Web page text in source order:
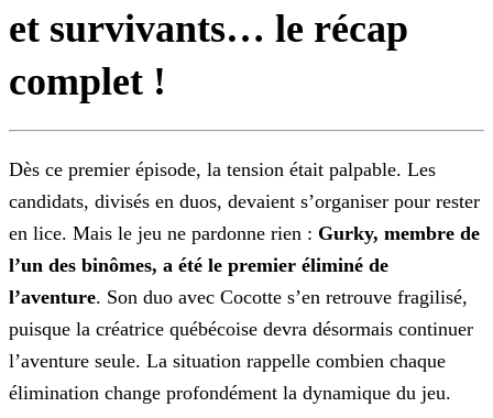
et survivants… le récap
complet !
Dès ce premier épisode, la tension était palpable. Les
candidats, divisés en duos, devaient s’organiser pour rester
en lice. Mais le jeu ne pardonne rien : Gurky, membre de
l’un des binômes, a été le premier éliminé de
l’aventure. Son duo avec Cocotte s’en retrouve fragilisé,
puisque la créatrice québécoise devra désormais continuer
l’aventure seule. La situation rappelle combien chaque
élimination change profondément la dynamique du jeu.